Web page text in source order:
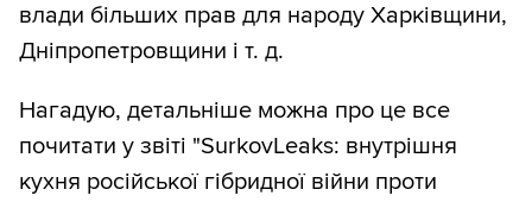
влади більших прав для народу Харківщини,
Дніпропетровщини і т. д.
Нагадую, детальніше можна про це все
почитати у звіті "SurkovLeaks: внутрішня
кухня російської гібридної війни проти